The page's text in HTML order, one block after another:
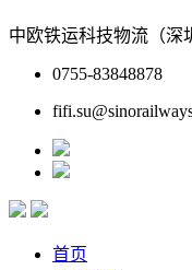
中欧铁运科技物流（深
0755-83848878
首页